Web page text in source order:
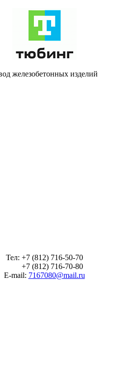
железобетонных изделий
Тел: +7 (812) 716-50-70
+7 (812) 716-70-80
E-mail: 7167080@mail.ru